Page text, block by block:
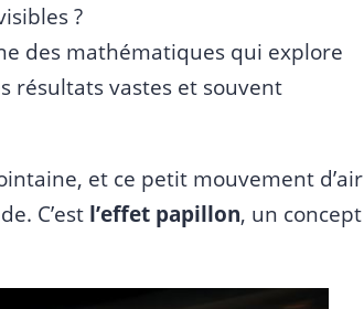
?
des mathématiques qui explore
résultats vastes et souvent
et ce petit mouvement d’air
C’est l’effet papillon, un concept